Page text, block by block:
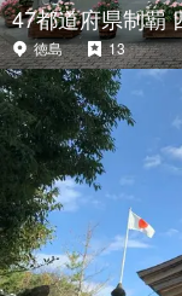
47都道府県制覇
徳島 13